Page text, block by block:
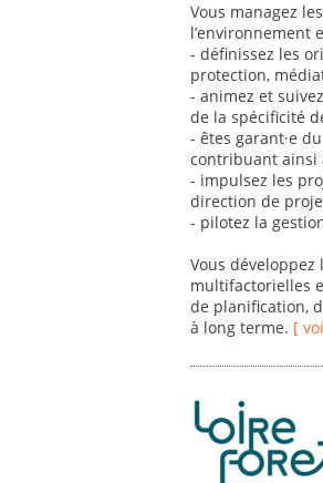
Vous managez
l’environnement
- définissez les
protection,
- animez et
de la spécificité
- êtes garant·e
contribuant ainsi
- impulsez les
direction de
- pilotez la
Vous
multifactorielles
de planification,
à long terme. [